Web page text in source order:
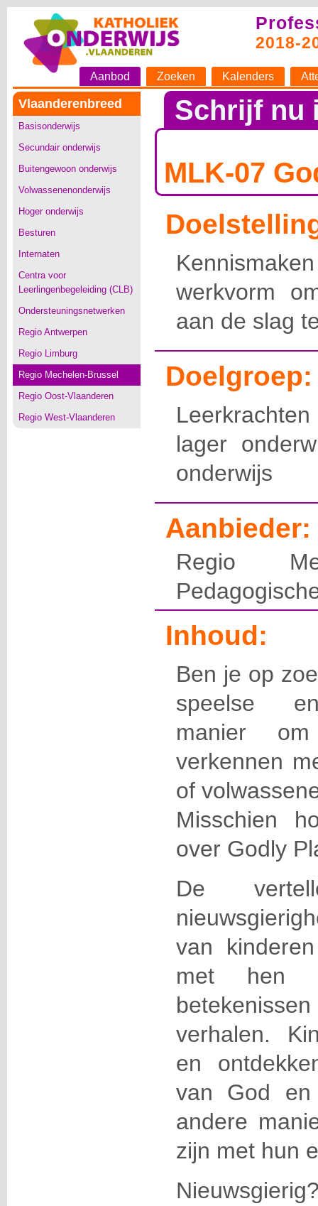
2018-
Aanbod Zoeken Kalenders
Vlaanderenbreed
Basisonderwijs
Secundair onderwijs
Buitengewoon onderwijs
Volwassenenonderwijs
Hoger onderwijs
Besturen
Internaten
Centra voor
Leerlingenbegeleiding (CLB)
Ondersteuningsnetwerken
Regio Antwerpen
Regio Limburg
Regio Mechelen-Brussel
Regio Oost-Vlaanderen
Regio West-Vlaanderen
Schrijf nu
MLK-07
werkvorm
aan de slag
Doelgroep:
lager
onderwijs
Aanbieder:
Regio
Inhoud:
Ben je op
speelse
manier
verkennen
of
Misschien
over Godly
De
van
met hen
verhalen.
en
van God
andere
zijn met hun